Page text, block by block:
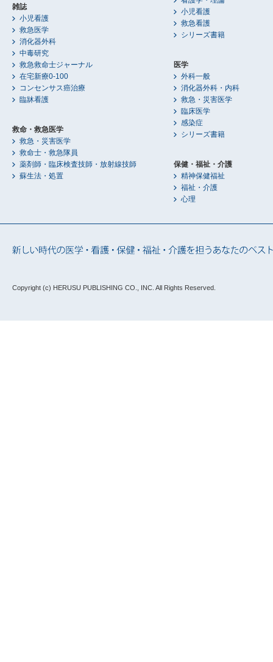
2025年8月21日
「PACCガイドブック
雑誌
小児看護
救急医学
消化器外科
中毒研究
救急救命士ジャーナル
在宅新療0-100
コンセンサス癌治療
臨牀看護
救命・救急医学
救急・災害医学
救命士・救急隊員
薬剤師・臨床検査技師・放射線技師
蘇生法・処置
小児看護
救急看護
シリーズ書籍
医学
外科一般
消化器外科・内科
救急・災害医学
臨床医学
感染症
シリーズ書籍
保健・福祉・介護
精神保健福祉
福祉・介護
心理
Copyright (c) HERUSU PUBLISHING CO., INC. All Rights Reserved.